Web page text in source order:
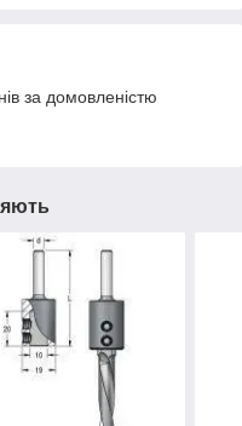
за домовленістю